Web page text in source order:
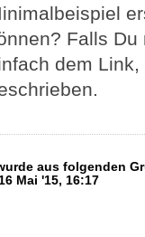
Falls
dem
aus folgenden
Mai '15, 16:17